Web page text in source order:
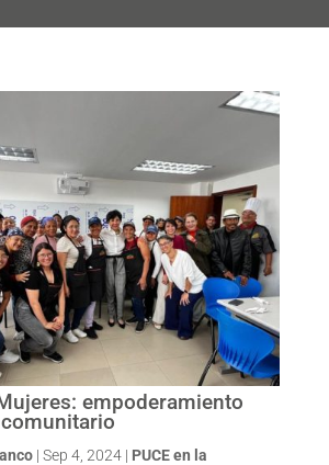
empoderamiento
| Sep 4, 2024| PUCE en la